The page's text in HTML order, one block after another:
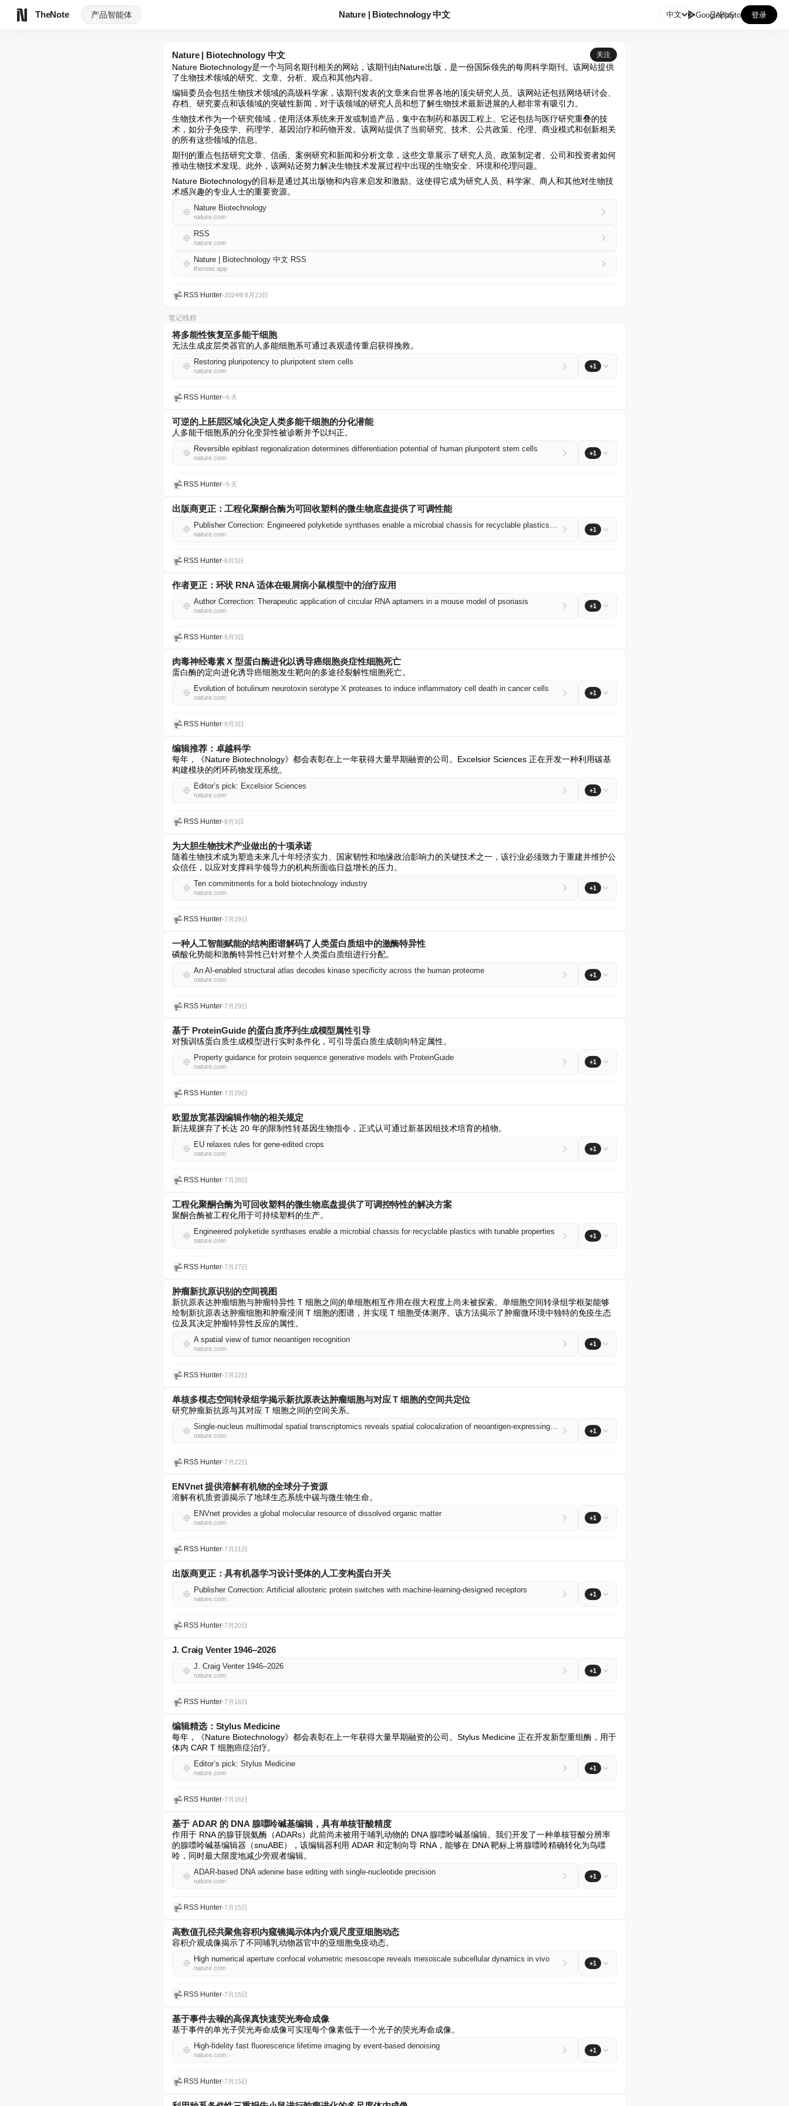
TheNote 产品智能体 Nature | Biotechnology 中文 中文 GooglePlay
AppStore 登录
Nature | Biotechnology 中文 关注
Nature Biotechnology是一个与同名期刊相关的网站，该期刊由Nature出版，是一份国际领先的每周科学期刊。该网站提供
了生物技术领域的研究、文章、分析、观点和其他内容。
编辑委员会包括生物技术领域的高级科学家，该期刊发表的文章来自世界各地的顶尖研究人员。该网站还包括网络研讨会、
存档、研究要点和该领域的突破性新闻，对于该领域的研究人员和想了解生物技术最新进展的人都非常有吸引力。
生物技术作为一个研究领域，使用活体系统来开发或制造产品，集中在制药和基因工程上。它还包括与医疗研究重叠的技
术，如分子免疫学、药理学、基因治疗和药物开发。该网站提供了当前研究、技术、公共政策、伦理、商业模式和创新相关
的所有这些领域的信息。
期刊的重点包括研究文章、信函、案例研究和新闻和分析文章，这些文章展示了研究人员、政策制定者、公司和投资者如何
推动生物技术发现。此外，该网站还努力解决生物技术发展过程中出现的生物安全、环境和伦理问题。
Nature Biotechnology的目标是通过其出版物和内容来启发和激励。这使得它成为研究人员、科学家、商人和其他对生物技
术感兴趣的专业人士的重要资源。
Nature Biotechnology
nature.com
RSS
nature.com
Nature | Biotechnology 中文 RSS
thenote.app
RSS Hunter•2024年8月23日
笔记线程
将多能性恢复至多能干细胞
无法生成皮层类器官的人多能细胞系可通过表观遗传重启获得挽救。
Restoring pluripotency to pluripotent stem cells
nature.com
+1
RSS Hunter•今天
可逆的上胚层区域化决定人类多能干细胞的分化潜能
人多能干细胞系的分化变异性被诊断并予以纠正。
Reversible epiblast regionalization determines differentiation potential of human pluripotent stem cells
nature.com
+1
RSS Hunter•今天
出版商更正：工程化聚酮合酶为可回收塑料的微生物底盘提供了可调性能
Publisher Correction: Engineered polyketide synthases enable a microbial chassis for recyclable plastics with tunable properties
nature.com
+1
RSS Hunter•8月3日
作者更正：环状 RNA 适体在银屑病小鼠模型中的治疗应用
Author Correction: Therapeutic application of circular RNA aptamers in a mouse model of psoriasis
nature.com
+1
RSS Hunter•8月3日
肉毒神经毒素 X 型蛋白酶进化以诱导癌细胞炎症性细胞死亡
蛋白酶的定向进化诱导癌细胞发生靶向的多途径裂解性细胞死亡。
Evolution of botulinum neurotoxin serotype X proteases to induce inflammatory cell death in cancer cells
nature.com
+1
RSS Hunter•8月3日
编辑推荐：卓越科学
每年，《Nature Biotechnology》都会表彰在上一年获得大量早期融资的公司。Excelsior Sciences 正在开发一种利用碳基
构建模块的闭环药物发现系统。
Editor’s pick: Excelsior Sciences
nature.com
+1
RSS Hunter•8月3日
为大胆生物技术产业做出的十项承诺
随着生物技术成为塑造未来几十年经济实力、国家韧性和地缘政治影响力的关键技术之一，该行业必须致力于重建并维护公
众信任，以应对支撑科学领导力的机构所面临日益增长的压力。
Ten commitments for a bold biotechnology industry
nature.com
+1
RSS Hunter•7月29日
一种人工智能赋能的结构图谱解码了人类蛋白质组中的激酶特异性
磷酸化势能和激酶特异性已针对整个人类蛋白质组进行分配。
An AI-enabled structural atlas decodes kinase specificity across the human proteome
nature.com
+1
RSS Hunter•7月29日
基于 ProteinGuide 的蛋白质序列生成模型属性引导
对预训练蛋白质生成模型进行实时条件化，可引导蛋白质生成朝向特定属性。
Property guidance for protein sequence generative models with ProteinGuide
nature.com
+1
RSS Hunter•7月29日
欧盟放宽基因编辑作物的相关规定
新法规摒弃了长达 20 年的限制性转基因生物指令，正式认可通过新基因组技术培育的植物。
EU relaxes rules for gene-edited crops
nature.com
+1
RSS Hunter•7月28日
工程化聚酮合酶为可回收塑料的微生物底盘提供了可调控特性的解决方案
聚酮合酶被工程化用于可持续塑料的生产。
Engineered polyketide synthases enable a microbial chassis for recyclable plastics with tunable properties
nature.com
+1
RSS Hunter•7月27日
肿瘤新抗原识别的空间视图
新抗原表达肿瘤细胞与肿瘤特异性 T 细胞之间的单细胞相互作用在很大程度上尚未被探索。单细胞空间转录组学框架能够
绘制新抗原表达肿瘤细胞和肿瘤浸润 T 细胞的图谱，并实现 T 细胞受体测序。该方法揭示了肿瘤微环境中独特的免疫生态
位及其决定肿瘤特异性反应的属性。
A spatial view of tumor neoantigen recognition
nature.com
+1
RSS Hunter•7月22日
单核多模态空间转录组学揭示新抗原表达肿瘤细胞与对应 T 细胞的空间共定位
研究肿瘤新抗原与其对应 T 细胞之间的空间关系。
Single-nucleus multimodal spatial transcriptomics reveals spatial colocalization of neoantigen-expressing tumor cells and cognate T cells
nature.com
+1
RSS Hunter•7月22日
ENVnet 提供溶解有机物的全球分子资源
溶解有机质资源揭示了地球生态系统中碳与微生物生命。
ENVnet provides a global molecular resource of dissolved organic matter
nature.com
+1
RSS Hunter•7月21日
出版商更正：具有机器学习设计受体的人工变构蛋白开关
Publisher Correction: Artificial allosteric protein switches with machine-learning-designed receptors
nature.com
+1
RSS Hunter•7月20日
J. Craig Venter 1946–2026
J. Craig Venter 1946–2026
nature.com
+1
RSS Hunter•7月16日
编辑精选：Stylus Medicine
每年，《Nature Biotechnology》都会表彰在上一年获得大量早期融资的公司。Stylus Medicine 正在开发新型重组酶，用于
体内 CAR T 细胞癌症治疗。
Editor’s pick: Stylus Medicine
nature.com
+1
RSS Hunter•7月16日
基于 ADAR 的 DNA 腺嘌呤碱基编辑，具有单核苷酸精度
作用于 RNA 的腺苷脱氨酶（ADARs）此前尚未被用于哺乳动物的 DNA 腺嘌呤碱基编辑。我们开发了一种单核苷酸分辨率
的腺嘌呤碱基编辑器（snuABE），该编辑器利用 ADAR 和定制向导 RNA，能够在 DNA 靶标上将腺嘌呤精确转化为鸟嘌
呤，同时最大限度地减少旁观者编辑。
ADAR-based DNA adenine base editing with single-nucleotide precision
nature.com
+1
RSS Hunter•7月15日
高数值孔径共聚焦容积内窥镜揭示体内介观尺度亚细胞动态
容积介观成像揭示了不同哺乳动物器官中的亚细胞免疫动态。
High numerical aperture confocal volumetric mesoscope reveals mesoscale subcellular dynamics in vivo
nature.com
+1
RSS Hunter•7月15日
基于事件去噪的高保真快速荧光寿命成像
基于事件的单光子荧光寿命成像可实现每个像素低于一个光子的荧光寿命成像。
High-fidelity fast fluorescence lifetime imaging by event-based denoising
nature.com
+1
RSS Hunter•7月15日